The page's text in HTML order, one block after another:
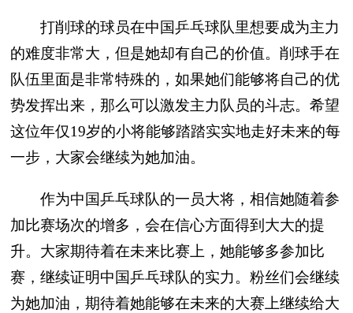
打削球的球员在中国乒乓球队里想要成为主力
的难度非常大，但是她却有自己的价值。削球手在
队伍里面是非常特殊的，如果她们能够将自己的优
势发挥出来，那么可以激发主力队员的斗志。希望
这位年仅19岁的小将能够踏踏实实地走好未来的每
一步，大家会继续为她加油。
作为中国乒乓球队的一员大将，相信她随着参
加比赛场次的增多，会在信心方面得到大大的提
升。大家期待着在未来比赛上，她能够多参加比
赛，继续证明中国乒乓球队的实力。粉丝们会继续
为她加油，期待着她能够在未来的大赛上继续给大